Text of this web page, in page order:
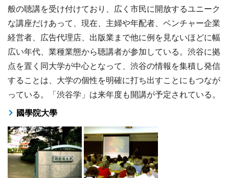
般の聴講を受け付けており、広く市民に開放するユニーク
な講座だけあって、現在、主婦や年配者、ベンチャー企業
経営者、広告代理店、出版業まで他に例を見ないほどに幅
広い年代、業種業態から聴講者が参加している。渋谷に拠
点を置く同大学が中心となって、渋谷の情報を集積し発信
することは、大学の個性を明確に打ち出すことにもつなが
っている。「渋谷学」は来年度も開講が予定されている。
國學院大學